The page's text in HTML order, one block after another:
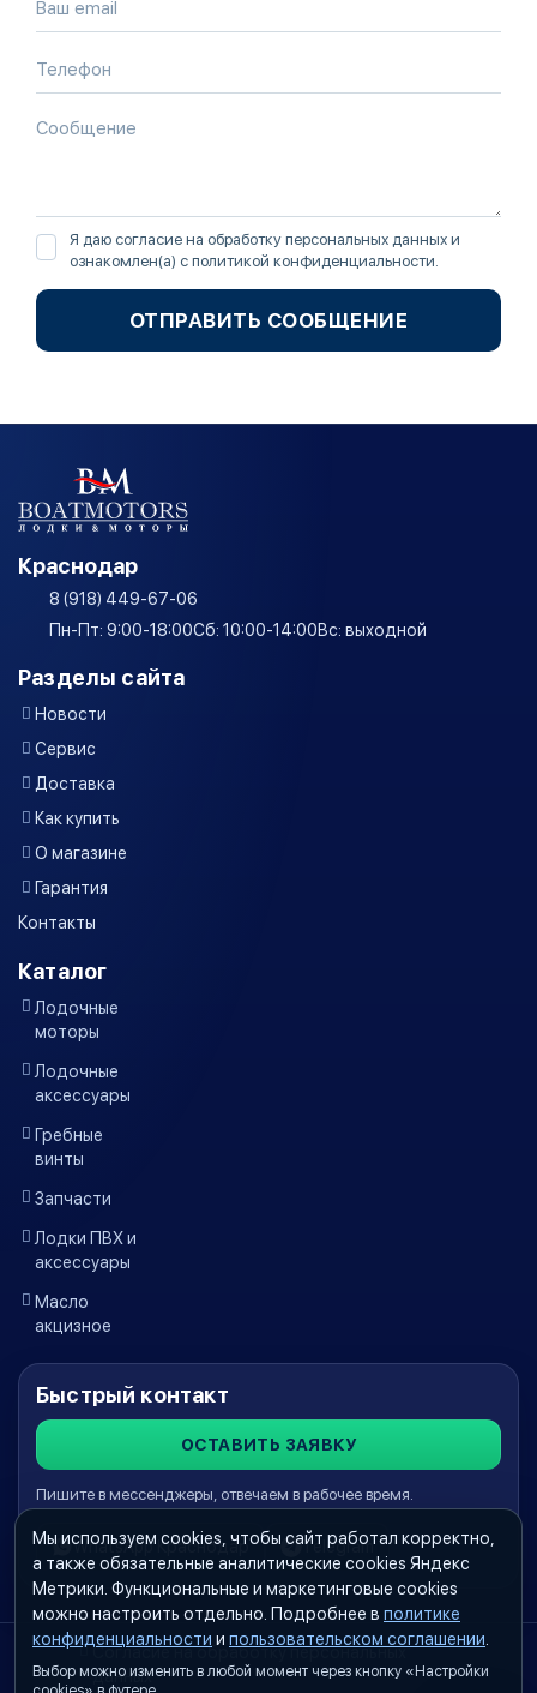
Я даю согласие на обработку персональных данных и
ознакомлен(а) с политикой конфиденциальности
ОТПРАВИТЬ СООБЩЕНИЕ
Краснодар
8 (918) 449-67-06
Пн-Пт: 9:00-18:00Сб: 10:00-14:00Вс: выходной
Разделы сайта
Новости
Сервис
Доставка
Как купить
О магазине
Гарантия
Контакты
Каталог
Лодочные
моторы
Лодочные
аксессуары
Гребные
винты
Запчасти
Лодки ПВХ и
аксессуары
Масло
акцизное
Быстрый контакт
ОСТАВИТЬ ЗАЯВКУ
Пишите в мессенджеры, отвечаем в рабочее время.
WhatsApp Краснодар Telegram
Согласие на обработку персональных
данных
Мы используем cookies, чтобы сайт работал корректно,
а также обязательные аналитические cookies Яндекс
Метрики. Функциональные и маркетинговые cookies
можно настроить отдельно. Подробнее в политике
конфиденциальности и пользовательском соглашении
Выбор можно изменить в любой момент через кнопку «Настройки